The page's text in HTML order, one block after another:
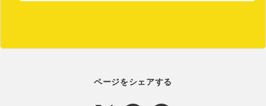
ページをシェアする